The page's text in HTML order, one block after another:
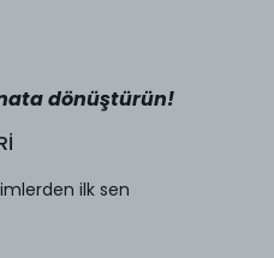
dönüştürün!
ilk sen